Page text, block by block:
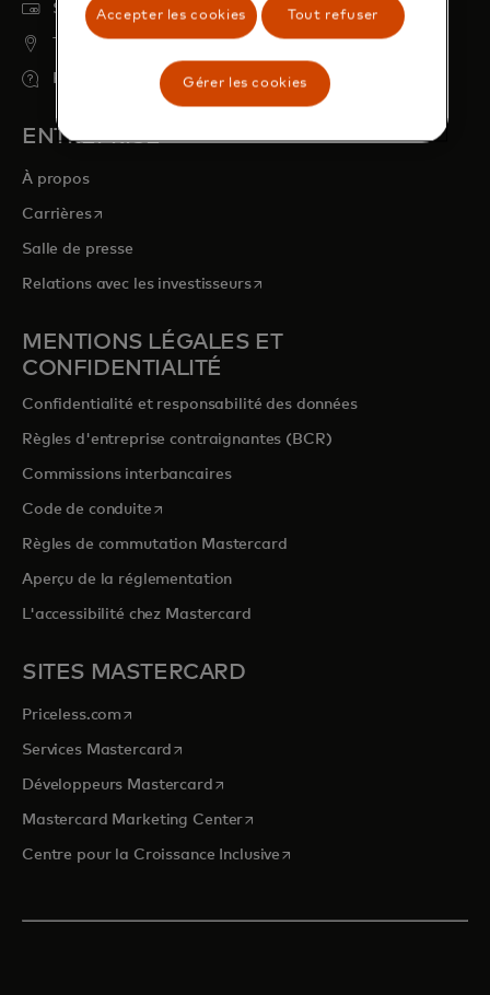
Signaler la perte ou le vol d’une carte
Trouver un DAB
ENTREPRISE
À propos
Carrièress’ouvre dans un nouvel onglet
Salle de presse
Relations avec les investisseurss’ouvre dans un nouvel onglet
MENTIONS LÉGALES ET
CONFIDENTIALITÉ
Confidentialité et responsabilité des données
Règles d'entreprise contraignantes (BCR)
Commissions interbancaires
Code de conduites’ouvre dans un nouvel onglet
Règles de commutation Mastercard
Aperçu de la réglementation
L'accessibilité chez Mastercard
SITES MASTERCARD
Priceless.com s’ouvre dans un nouvel onglet
Services Mastercard s’ouvre dans un nouvel onglet
Développeurs Mastercards’ouvre dans un nouvel onglet
Mastercard Marketing Centers’ouvre dans un nouvel onglet
Centre pour la Croissance Inclusive s’ouvre dans un nouvel
Accepter les cookies Tout refuser
Gérer les cookies